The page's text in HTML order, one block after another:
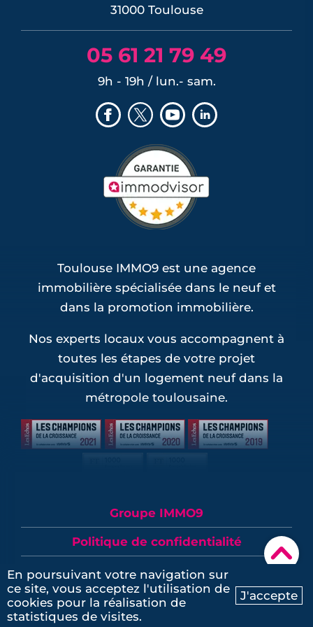
Ma recherche Contactez-nous
▾
31000 Toulouse
05 61 21 79 49
9h - 19h / lun.- sam.
Toulouse IMMO9 est une agence
immobilière spécialisée dans le neuf et
dans la promotion immobilière.
Nos experts locaux vous accompagnent à
toutes les étapes de votre projet
d'acquisition d'un logement neuf dans la
métropole toulousaine.
Groupe IMMO9
Politique de confidentialité
Mentions légales
Plan du site
En poursuivant votre navigation sur
ce site, vous acceptez l'utilisation de
cookies pour la réalisation de
statistiques de visites.
J'accepte